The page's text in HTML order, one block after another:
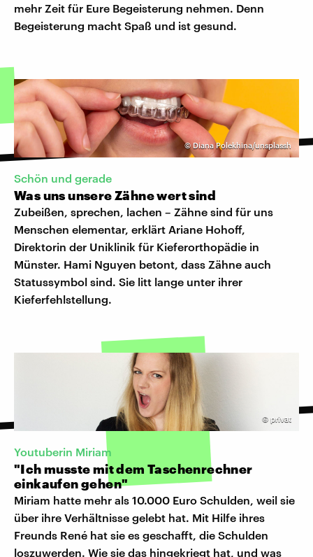
mehr Zeit für Eure Begeisterung nehmen. Denn
Begeisterung macht Spaß und ist gesund.
©Diana Polekhina/unsplassh
Schön und gerade
Was uns unsere Zähne wert sind
Zubeißen, sprechen, lachen – Zähne sind für uns
Menschen elementar, erklärt Ariane Hohoff,
Direktorin der Uniklinik für Kieferorthopädie in
Münster. Hami Nguyen betont, dass Zähne auch
Statussymbol sind. Sie litt lange unter ihrer
Kieferfehlstellung.
© privat
Youtuberin Miriam
"Ich musste mit dem Taschenrechner
einkaufen gehen"
Miriam hatte mehr als 10.000 Euro Schulden, weil sie
über ihre Verhältnisse gelebt hat. Mit Hilfe ihres
Freunds René hat sie es geschafft, die Schulden
loszuwerden. Wie sie das hingekriegt hat, und was